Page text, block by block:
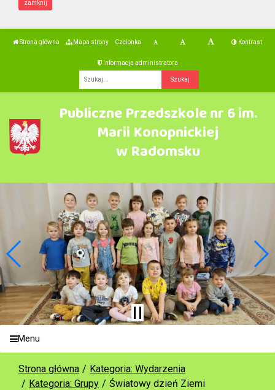
zamknij
Strona główna Mapa strony Czcionka Kontrast
Informacja administratora
Publiczne Przedszkole nr 6 im.
Marii Konopnickiej
w Radomsku
Menu
Strona główna
Kategoria: Wydarzenia
Kategoria: Grupy
Światowy dzień Ziemi